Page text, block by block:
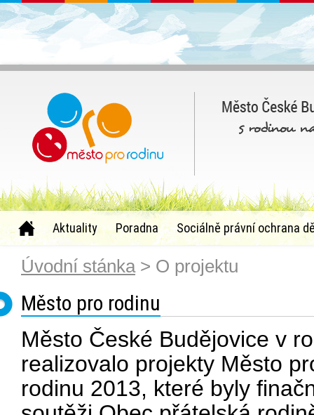
Aktuality Poradna Sociálně právní ochrana
Úvodní stánka> O projektu
Město pro rodinu
Město České Budějovice v
realizovalo projekty Město
rodinu 2013, které byly